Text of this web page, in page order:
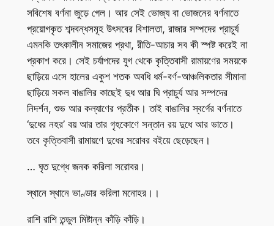
সবিশেষ বর্ণনা জুড়ে গেল। আর সেই ভোজ্য বা ভোজনের বর্ণনাতে
প্রয়োগকৃত শব্দবন্ধসমূহ উৎসবের বিশালতা, রাজার সম্পদের প্রাচুর্য
এমনকি তৎকালীন সমাজের প্রথা, রীতি-আচার সব কী স্পষ্ট করেই না
প্রকাশ করে। সেই চর্যাপদের যুগ থেকে কৃত্তিবাসী রামায়ণের সময়কে
ছাড়িয়ে এসে হালের একুশ শতক অবধি ধর্ম-বর্ণ-আঞ্চলিকতার সীমানা
ছাড়িয়ে সকল বাঙালির কাছেই দুধ আর ঘি প্রাচুর্য আর সম্পদের
নিদর্শন, শুভ আর কল্যাণের প্রতীক। তাই বাঙালির স্বর্গের বর্ণনাতে
‘দুধের নহর’ বয় আর তার গৃহকোণে সন্তান রয় দুধে আর ভাতে।
তবে কৃত্তিবাসী রামায়ণে দুধের সরোবর বইয়ে ছেড়েছেন।
… ঘৃত দুগ্ধে জনক করিলা সরোবর।
স্থানে স্থানে ভাণ্ডার করিলা মনোহর।।
রাশি রাশি তন্ডুল মিষ্টান্ন কাঁড়ি কাঁড়ি।